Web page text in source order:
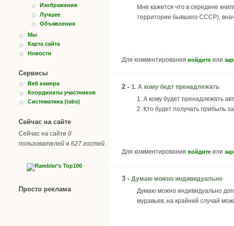
Изображения
Лучшее
Объявления
Мы
Карта сайта
Новости
Сервисы
Веб камера
Координаты участников
Систематика (tabs)
Сейчас на сайте
Сейчас на сайте 0
пользователей и 627 гостей
Просто реклама
Мне кажется что в середине
территории бывшего СССР),
Для комментирования войдите или
2 - 1. А кому бедт пренадлежать
1. А кому будет пренадлежать
2. Кто будет получать прибыль
Для комментирования войдите или
3 - Думаю можно индивидуально
Думаю можно индивидуально
муравьев..на крайний случай